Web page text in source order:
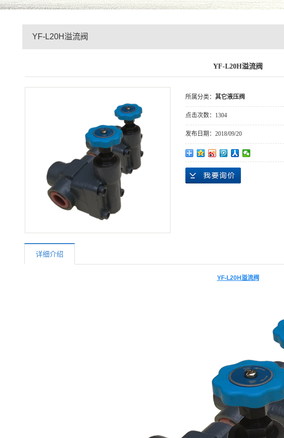
YF-L20H溢流阀
YF-L20H溢流阀
所属分类： 其它液压阀
点击次数： 1304
发布日期： 2018/09/20
详细介绍
YF-L20H溢流阀